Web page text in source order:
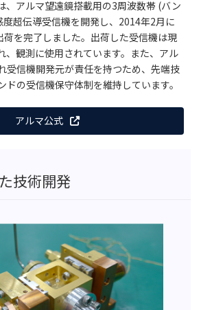
、アルマ望遠鏡搭載用の3周波数帯 (バン
度超伝導受信機を開発し、2014年2月に
を完了しました。出荷した受信機は現
、観測に使用されています。また、アル
受信機開発元が責任を持つため、先端技
ドの受信機保守体制を維持しています。
アルマ公式
技術開発